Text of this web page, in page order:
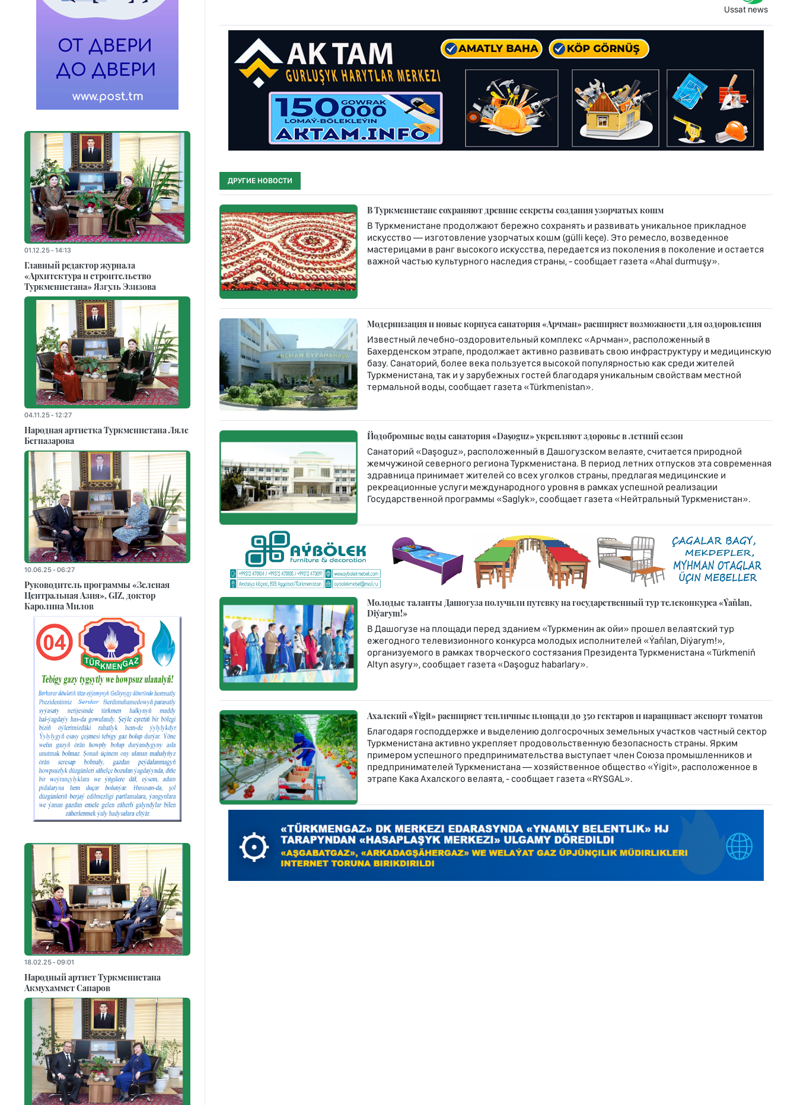
Ussat news
ДРУГИЕ НОВОСТИ
В Туркменистане сохраняют древние секреты создания узорчатых кошм
В Туркменистане продолжают бережно сохранять и развивать уникальное прикладное
искусство — изготовление узорчатых кошм (gülli keçe). Это ремесло, возведенное
мастерицами в ранг высокого искусства, передается из поколения в поколение и остается
важной частью культурного наследия страны, - сообщает газета «Ahal durmuşy».
Модернизация и новые корпуса санатория «Арчман» расширяет возможности для оздоровления
Известный лечебно-оздоровительный комплекс «Арчман», расположенный в
Бахерденском этрапе, продолжает активно развивать свою инфраструктуру и медицинскую
базу. Санаторий, более века пользуется высокой популярностью как среди жителей
Туркменистана, так и у зарубежных гостей благодаря уникальным свойствам местной
термальной воды, сообщает газета «Türkmenistan».
Йодобромные воды санатория «Daşoguz» укрепляют здоровье в летний сезон
Санаторий «Daşoguz», расположенный в Дашогузском велаяте, считается природной
жемчужиной северного региона Туркменистана. В период летних отпусков эта современная
здравница принимает жителей со всех уголков страны, предлагая медицинские и
рекреационные услуги международного уровня в рамках успешной реализации
Государственной программы «Saglyk», сообщает газета «Нейтральный Туркменистан».
Молодые таланты Дашогуза получили путевку на государственный тур телеконкурса «Ýaňlan,
Diýarym!»
В Дашогузе на площади перед зданием «Туркменин ак ойи» прошел велаятский тур
ежегодного телевизионного конкурса молодых исполнителей «Ýaňlan, Diýarym!»,
организуемого в рамках творческого состязания Президента Туркменистана «Türkmeniň
Altyn asyry», сообщает газета «Daşoguz habarlary».
Ахалский «Ýigit» расширяет тепличные площади до 350 гектаров и наращивает экспорт томатов
Благодаря господдержке и выделению долгосрочных земельных участков частный сектор
Туркменистана активно укрепляет продовольственную безопасность страны. Ярким
примером успешного предпринимательства выступает член Союза промышленников и
предпринимателей Туркменистана — хозяйственное общество «Ýigit», расположенное в
этрапе Кака Ахалского велаята, - сообщает газета «RYSGAL».
01.12.25 - 14:13
Главный редактор журнала
«Архитектура и строительство
Туркменистана» Язгуль Эзизова
04.11.25 - 12:27
Народная артистка Туркменистана Ляле
Бегназарова
10.06.25 - 06:27
Руководитель программы «Зеленая
Центральная Азия», GIZ, доктор
Каролина Милов
18.02.25 - 09:01
Народный артист Туркменистана
Акмухаммет Сапаров